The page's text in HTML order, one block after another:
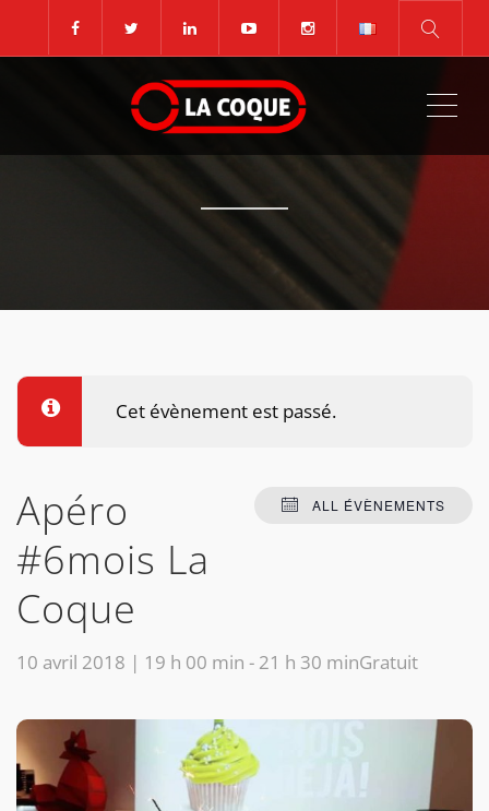
Cet évènement est passé.
ALL ÉVÈNEMENTS
Apéro
#6mois La
Coque
10 avril 2018 | 19 h 00 min - 21 h 30 minGratuit